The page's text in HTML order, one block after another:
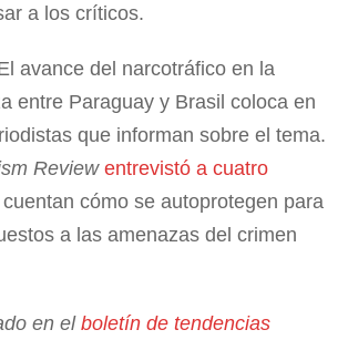
a los críticos.
avance del narcotráfico en la
entre Paraguay y Brasil coloca en
que informan sobre el tema.
Review entrevistó a cuatro
cómo se autoprotegen para
a las amenazas del crimen
en el boletín de tendencias